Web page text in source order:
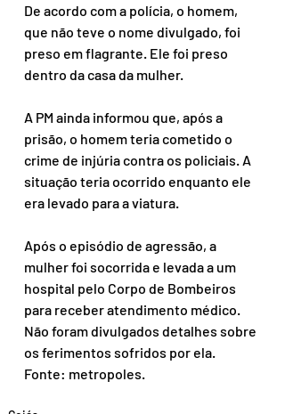
De acordo com a polícia, o homem,
que não teve o nome divulgado, foi
preso em flagrante. Ele foi preso
dentro da casa da mulher.
A PM ainda informou que, após a
prisão, o homem teria cometido o
crime de injúria contra os policiais. A
situação teria ocorrido enquanto ele
era levado para a viatura.
Após o episódio de agressão, a
mulher foi socorrida e levada a um
hospital pelo Corpo de Bombeiros
para receber atendimento médico.
Não foram divulgados detalhes sobre
os ferimentos sofridos por ela.
Fonte: metropoles.